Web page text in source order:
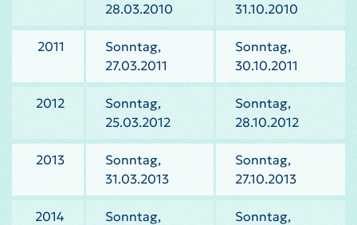
28.03.2010
31.10.2010
2011
Sonntag,
27.03.2011
Sonntag,
30.10.2011
2012
Sonntag,
25.03.2012
Sonntag,
28.10.2012
2013
Sonntag,
31.03.2013
Sonntag,
27.10.2013
2014
Sonntag,
Sonntag,